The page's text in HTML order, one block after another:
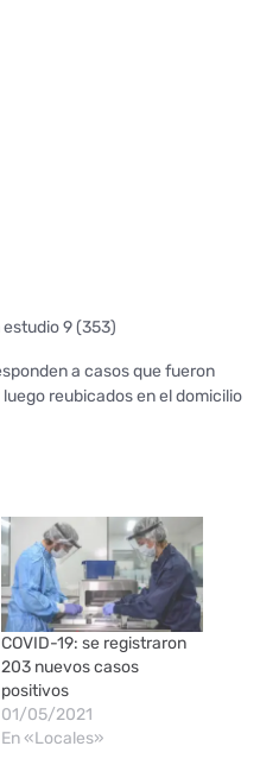
9 (353)
a casos que fueron
reubicados en el domicilio
COVID-19: se registraron
203 nuevos casos
positivos
01/05/2021
En «Locales»